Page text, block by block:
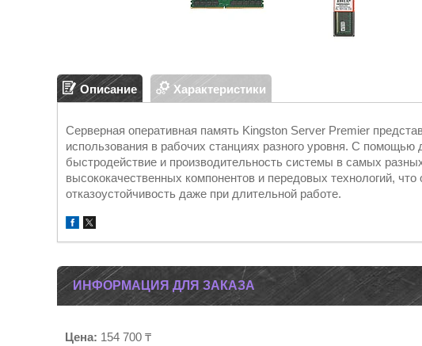
Описание Характеристики
Серверная оперативная память Kingston Server Premier
использования в рабочих станциях разного уровня. С
быстродействие и производительность системы в самых
высококачественных компонентов и передовых технологий,
отказоустойчивость даже при длительной работе.
ИНФОРМАЦИЯ ДЛЯ ЗАКАЗА
Цена: 154 700 ₸